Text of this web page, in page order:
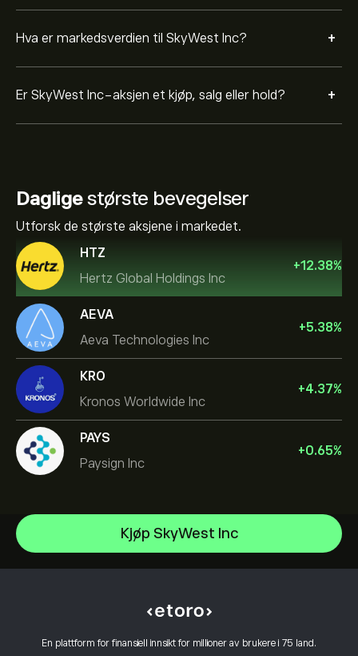
Hva er markedsverdien til SkyWest Inc? +
Er SkyWest Inc-aksjen et kjøp, salg eller hold? +
Dagligestørste bevegelser
Utforsk de største aksjene i markedet.
HTZ
Hertz Global Holdings Inc
+12.38%
AEVA
Aeva Technologies Inc
+5.38%
KRO
Kronos Worldwide Inc
+4.37%
PAYS
Paysign Inc
+0.65%
Kjøp SkyWest Inc
En plattform for finansiell innsikt for millioner av brukere i 75 land.
NVIDIA Corporation
Amazon.com Inc
Celestica Inc
Hva er belåning & margin
eToro-anmeldelser